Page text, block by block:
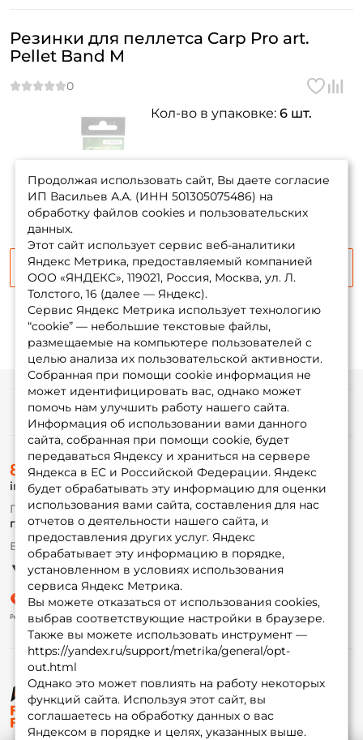
наличии
Резинки для пеллетса Carp Pro art.
Pellet Band M
Сообщить о поступлении
Кол-во в упаковке: 6 шт.
Продолжая использовать сайт, Вы даете согласие
ИП Васильев А.А. (ИНН 501305075486) на
обработку файлов cookies и пользовательских
данных.
Этот сайт использует сервис веб-аналитики
Яндекс Метрика, предоставляемый компанией
ООО «ЯНДЕКС», 119021, Россия, Москва, ул. Л.
Толстого, 16 (далее — Яндекс).
Сервис Яндекс Метрика использует технологию
“cookie” — небольшие текстовые файлы,
размещаемые на компьютере пользователей с
целью анализа их пользовательской активности.
Собранная при помощи cookie информация не
может идентифицировать вас, однако может
помочь нам улучшить работу нашего сайта.
Информация об использовании вами данного
сайта, собранная при помощи cookie, будет
передаваться Яндексу и храниться на сервере
Яндекса в ЕС и Российской Федерации. Яндекс
будет обрабатывать эту информацию для оценки
использования вами сайта, составления для нас
отчетов о деятельности нашего сайта, и
предоставления других услуг. Яндекс
обрабатывает эту информацию в порядке,
установленном в условиях использования
сервиса Яндекс Метрика.
Вы можете отказаться от использования cookies,
выбрав соответствующие настройки в браузере.
Также вы можете использовать инструмент —
https://yandex.ru/support/metrika/general/opt-
out.html
Однако это может повлиять на работу некоторых
функций сайта. Используя этот сайт, вы
соглашаетесь на обработку данных о вас
Яндексом в порядке и целях, указанных выше.
Создать аккаунт
© ФоксФишинг, 2009-2026
Информация
О магазине
Доставка
Оплата
Fox-bonus
Гуру
Партнерская программа
8 (495) 532-77-88
info@foxfishing.ru
По вопросам с заказом
г. Москва, ул. Плеханова д.7
Ежедневно 10:00 до 20:00